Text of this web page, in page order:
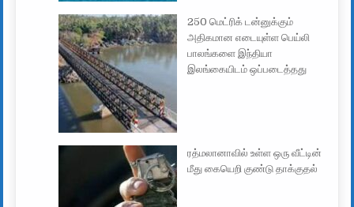
250 மெட்ரிக் டன்னுக்கும்
அதிகமான எடையுள்ள பெய்லி
பாலங்களை இந்தியா
இலங்கையிடம் ஒப்படைத்தது
ரத்மலானாவில் உள்ள ஒரு வீட்டின்
மீது கையெறி குண்டு தாக்குதல்